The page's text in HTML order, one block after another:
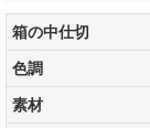
箱の中仕切
色調
素材